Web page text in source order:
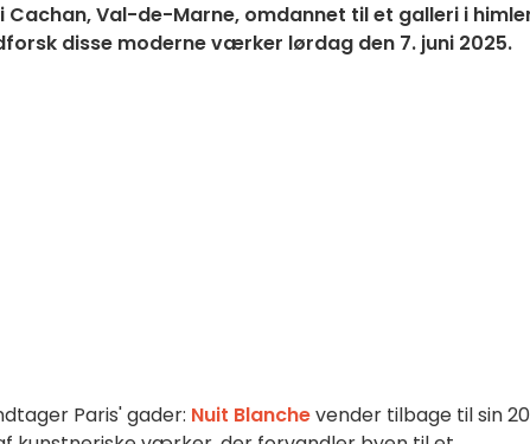
Cachan, Val-de-Marne, omdannet til et galleri i
disse moderne værker lørdag den 7. juni 2025.
Paris' gader: Nuit Blanchevender tilbage til sin